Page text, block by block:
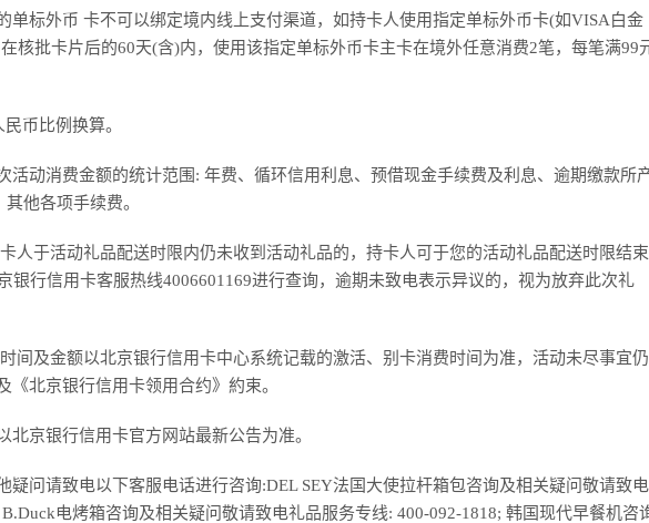
单标外币 卡不可以绑定境内线上支付渠道，如持卡人使用指定单标外币卡(如VISA白金
核批卡片后的60天(含)内，使用该指定单标外币卡主卡在境外任意消费2笔，每笔满99
币比例换算。
活动消费金额的统计范围: 年费、循环信用利息、预借现金手续费及利息、逾期缴款所
他各项手续费。
人于活动礼品配送时限内仍未收到活动礼品的，持卡人可于您的活动礼品配送时限结束
银行信用卡客服热线4006601169进行查询，逾期未致电表示异议的，视为放弃此次礼
间及金额以北京银行信用卡中心系统记载的激活、别卡消费时间为准，活动未尽事宜仍
《北京银行信用卡领用合约》約束。
北京银行信用卡官方网站最新公告为准。
疑问请致电以下客服电话进行咨询:DEL SEY法国大使拉杆箱包咨询及相关疑问敬请致电
电烤箱咨询及相关疑问敬请致电礼品服务专线: 400-092-1818; 韩国现代早餐机咨